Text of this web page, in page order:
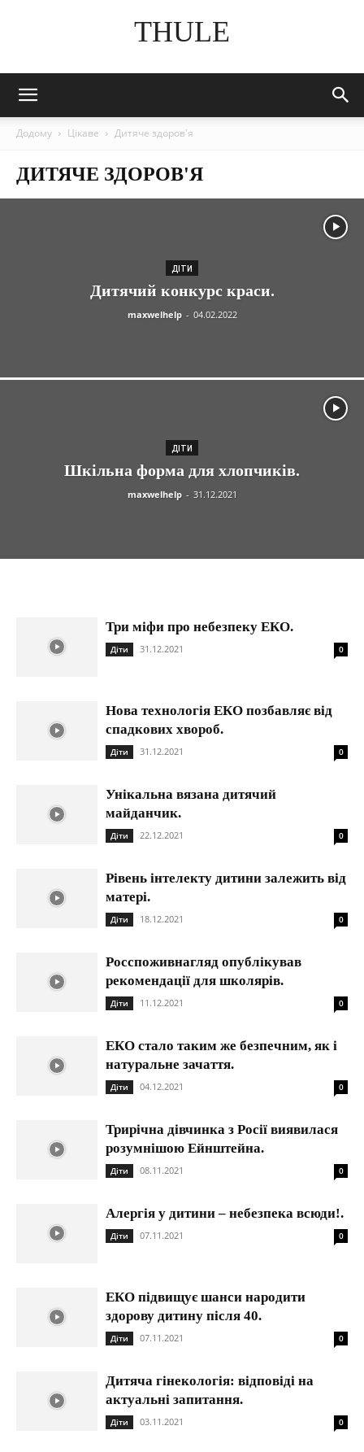
THULE
Додому Цікаве Дитяче здоров'я
ДИТЯЧЕ ЗДОРОВ'Я
ДІТИ
Дитячий конкурс краси.
maxwelhelp - 04.02.2022
ДІТИ
Шкільна форма для хлопчиків.
maxwelhelp - 31.12.2021
Три міфи про небезпеку ЕКО.
Діти 31.12.2021 0
Нова технологія ЕКО позбавляє від
спадкових хвороб.
Діти 31.12.2021 0
Унікальна вязана дитячий
майданчик.
Діти 22.12.2021 0
Рівень інтелекту дитини залежить від
матері.
Діти 18.12.2021 0
Росспоживнагляд опублікував
рекомендації для школярів.
Діти 11.12.2021 0
ЕКО стало таким же безпечним, як і
натуральне зачаття.
Діти 04.12.2021 0
Трирічна дівчинка з Росії виявилася
розумнішою Ейнштейна.
Діти 08.11.2021 0
Алергія у дитини – небезпека всюди!.
Діти 07.11.2021 0
ЕКО підвищує шанси народити
здорову дитину після 40.
Діти 07.11.2021 0
Дитяча гінекологія: відповіді на
актуальні запитання.
Діти 03.11.2021 0